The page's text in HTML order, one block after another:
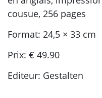
cousue, 256 pages
Format: 24,5 × 33 cm
Prix: € 49.90
Editeur: Gestalten